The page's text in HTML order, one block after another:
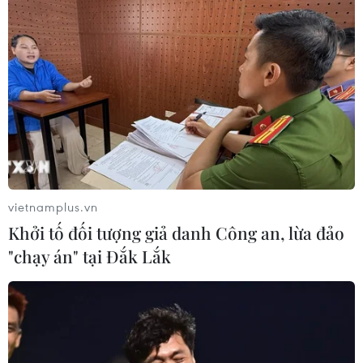
thấy dấu ấn riêng biệt của từng tác giả mà còn là dấu
ấn của một tập thể luôn nhiệt thành, đam mê và sáng
tạo không ngừng.
vietnamplus.vn
Khởi tố đối tượng giả danh Công an, lừa đảo
"chạy án" tại Đắk Lắk